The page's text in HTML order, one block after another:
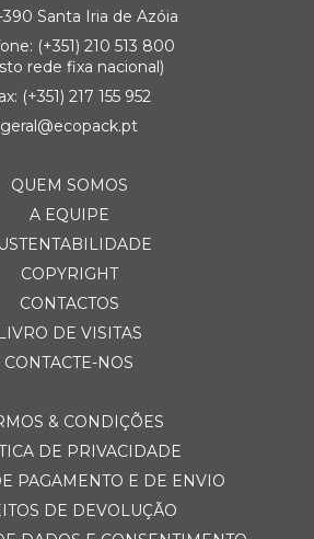
Santa Iria de Azóia
(+351) 210 513 800
rede fixa nacional)
(+351) 217 155 952
geral@ecopack.pt
QUEM SOMOS
A EQUIPE
COPYRIGHT
CONTACTOS
LIVRO DE VISITAS
CONTACTE-NOS
& CONDIÇÕES
DE PRIVACIDADE
PAGAMENTO E DE ENVIO
DE DEVOLUÇÃO